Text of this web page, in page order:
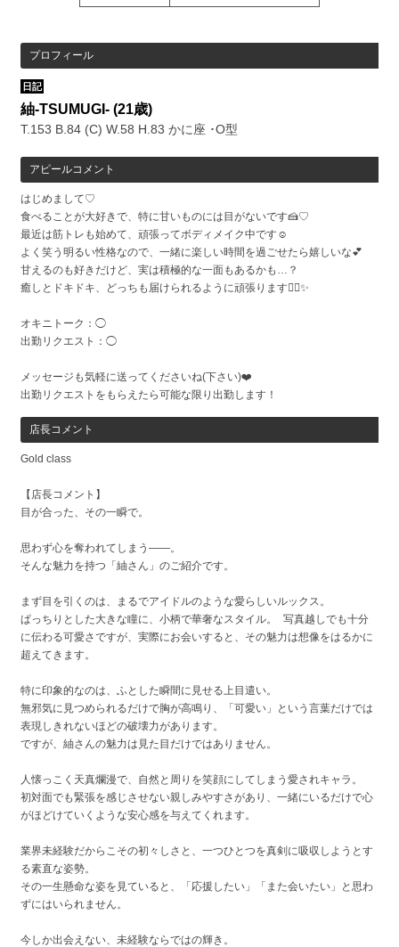
プロフィール
日記
紬-TSUMUGI-(21歳)
T.153 B.84 (C) W.58 H.83 かに座 ･O型
アピールコメント
はじめまして♡
食べることが大好きで、特に甘いものには目がないです🍰♡
最近は筋トレも始めて、頑張ってボディメイク中です☺️
よく笑う明るい性格なので、一緒に楽しい時間を過ごせたら嬉しいな💕
甘えるのも好きだけど、実は積極的な一面もあるかも…？
癒しとドキドキ、どっちも届けられるように頑張ります✊🏻✨
オキニトーク：◯
出勤リクエスト：◯
メッセージも気軽に送ってくださいね(下さい)❤️
出勤リクエストをもらえたら可能な限り出勤します！
店長コメント
Gold class
【店長コメント】
目が合った、その一瞬で。
思わず心を奪われてしまう――。
そんな魅力を持つ「紬さん」のご紹介です。
まず目を引くのは、まるでアイドルのような愛らしいルックス。
ぱっちりとした大きな瞳に、小柄で華奢なスタイル。 写真越しでも十分
に伝わる可愛さですが、実際にお会いすると、その魅力は想像をはるかに
超えてきます。
特に印象的なのは、ふとした瞬間に見せる上目遣い。
無邪気に見つめられるだけで胸が高鳴り、「可愛い」という言葉だけでは
表現しきれないほどの破壊力があります。
ですが、紬さんの魅力は見た目だけではありません。
人懐っこく天真爛漫で、自然と周りを笑顔にしてしまう愛されキャラ。
初対面でも緊張を感じさせない親しみやすさがあり、一緒にいるだけで心
がほどけていくような安心感を与えてくれます。
業界未経験だからこその初々しさと、一つひとつを真剣に吸収しようとす
る素直な姿勢。
その一生懸命な姿を見ていると、「応援したい」「また会いたい」と思わ
ずにはいられません。
今しか出会えない、未経験ならではの輝き。